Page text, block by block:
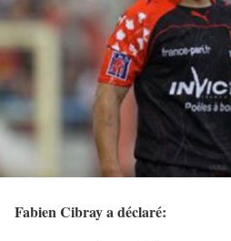
Fabien Cibray a déclaré: